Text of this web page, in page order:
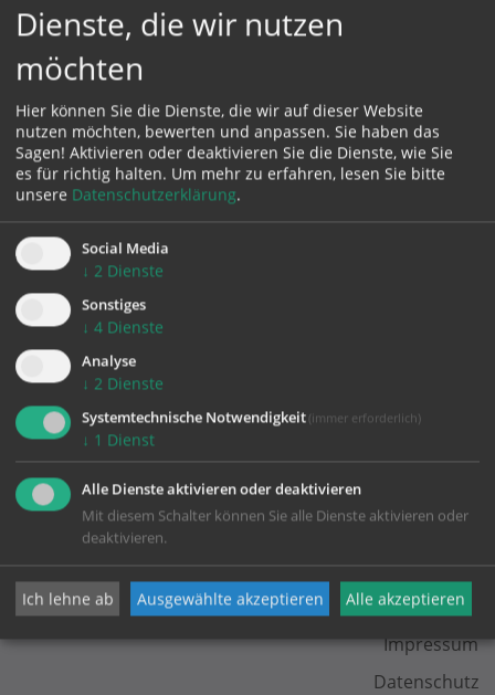
Karte:
Zustimmung erforderlich!
Cookies von Google Maps
KONTAKT
Impressum
Datenschutz
Dienste, die wir nutzen
möchten
Hier können Sie die Dienste, die wir auf dieser Website
nutzen möchten, bewerten und anpassen. Sie haben das
Sagen! Aktivieren oder deaktivieren Sie die Dienste, wie Sie
es für richtig halten. Um mehr zu erfahren, lesen Sie bitte
unsere Datenschutzerklärung.
Social Media
↓ 2 Dienste
Sonstiges
↓ 4 Dienste
Analyse
↓ 2 Dienste
Systemtechnische Notwendigkeit (immer erforderlich)
↓ 1 Dienst
Alle Dienste aktivieren oder deaktivieren
Mit diesem Schalter können Sie alle Dienste aktivieren oder
deaktivieren.
Ich lehne ab Ausgewählte akzeptieren Alle akzeptieren